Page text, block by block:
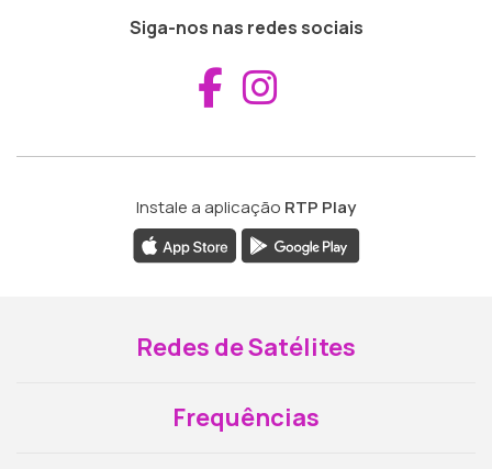
Siga-nos nas redes sociais
Aceder ao
Instale a aplicação RTP Play
Redes de Satélites
Frequências